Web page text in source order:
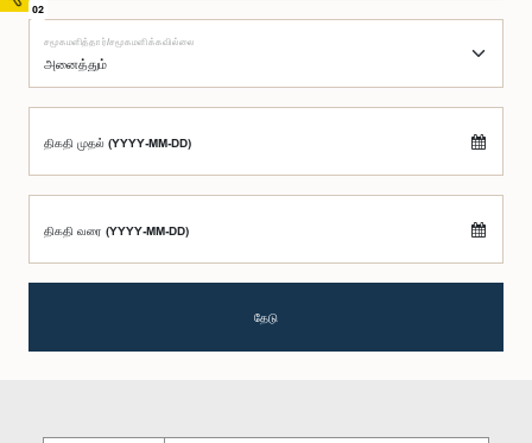
02
சமூகமளித்தார்/சமூகமளிக்கவில்லை
திகதி முதல் (YYYY-MM-DD)
திகதி வரை (YYYY-MM-DD)
தேடு